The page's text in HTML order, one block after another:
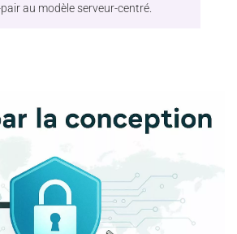
au modèle serveur-centré.